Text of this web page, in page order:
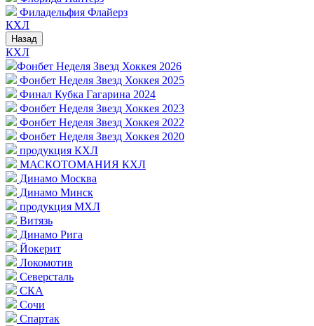
Филадельфия Флайерз
КХЛ
Назад
КХЛ
Фонбет Неделя Звезд Хоккея 2026
Фонбет Неделя Звезд Хоккея 2025
Финал Кубка Гагарина 2024
Фонбет Неделя Звезд Хоккея 2023
Фонбет Неделя Звезд Хоккея 2022
Фонбет Неделя Звезд Хоккея 2020
продукция КХЛ
МАСКОТОМАНИЯ КХЛ
Динамо Москва
Динамо Минск
продукция МХЛ
Витязь
Динамо Рига
Йокерит
Локомотив
Северсталь
СКА
Сочи
Спартак